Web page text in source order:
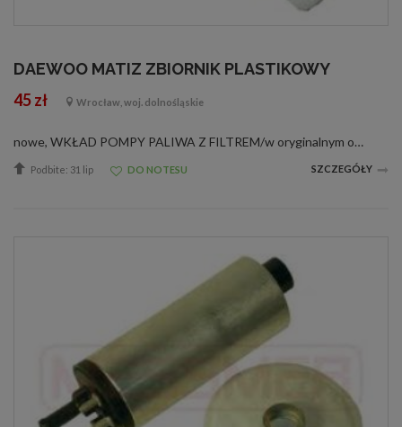
DAEWOO MATIZ ZBIORNIK PLASTIKOWY
45 zł Wrocław, woj. dolnośląskie
nowe, WKŁAD POMPY PALIWA Z FILTREM/w oryginalnym opakowaniu od producenta posiadającego certyfikat jakości ISO 9001/ /w oryginalnym opakowaniu od producenta posiadającego certyfikat jakości ISO 9001/ISO9001:2000, ISO14001:1996, CE, ZHE06046312, ISO...
Podbite: 31 lip DO NOTESU SZCZEGÓŁY